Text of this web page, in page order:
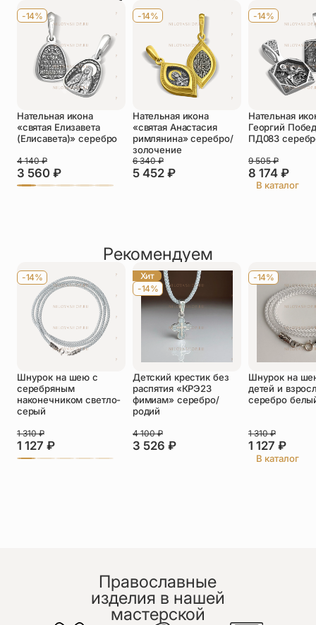
Телефон
Отзыв*
Прикрепить фото
Оставить отзыв
Подтверждаю свое согласие с
политикой конфиденциальностии даю
согласие на обработку персональных
данных
Пока нет отзывов. Будьте первым!
-14%
Нательная икона
«святая Елизавета
(Елисавета)» серебро
3 560 ₽
4 140₽
-14%
Нательная икона
«святая Анастасия
римлянина» серебро/
золочение
5 452 ₽
6 340₽
-14%
Нательная
Георгий
ПД083
8 174 ₽
9 505₽
В каталог
Рекомендуем
-14%
Шнурок на шею с
серебряным
наконечником светло-
серый
1 127 ₽
1 310₽
Хит
-14%
Детский крестик без
распятия «КРЭ23
фимиам» серебро/
родий
3 526 ₽
4 100₽
-14%
Шнурок на
детей и
серебро
1 127 ₽
1 310₽
В каталог
Православные
изделия в нашей
мастерской